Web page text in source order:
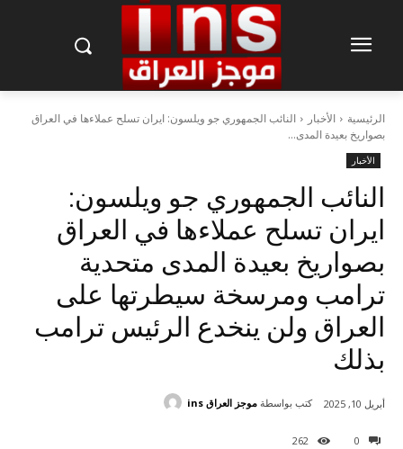
الرئيسية الأخبار
النائب الجمهوري جو ويلسون: ايران تسلح عملاءها في العراق
بصواريخ بعيدة المدى...
الأخبار
النائب الجمهوري جو ويلسون:
ايران تسلح عملاءها في العراق
بصواريخ بعيدة المدى متحدية
ترامب ومرسخة سيطرتها على
العراق ولن ينخدع الرئيس ترامب
بذلك
0
262
أبريل 10, 2025 كتب بواسطة موجز العراق ins